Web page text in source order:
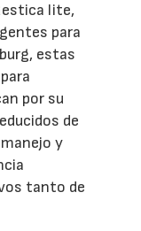
lite,
para
estas
por su
de
y
tanto de